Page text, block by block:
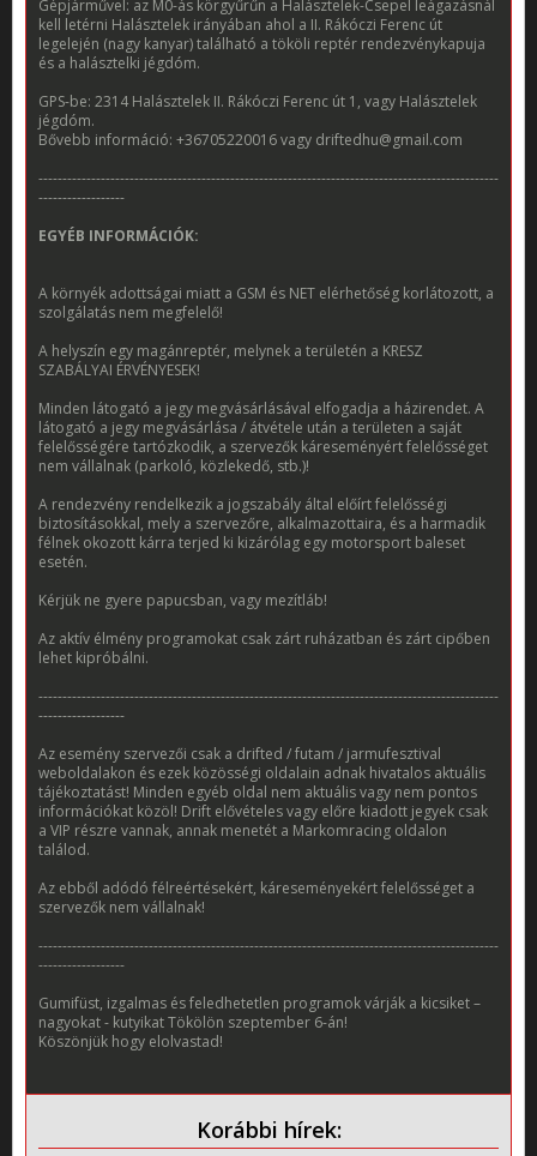
Gépjárművel: az M0-ás körgyűrűn a Halásztelek-Csepel leágazásnál
kell letérni Halásztelek irányában ahol a II. Rákóczi Ferenc út
legelején (nagy kanyar) található a tököli reptér rendezvénykapuja
és a halásztelki jégdóm.
GPS-be: 2314 Halásztelek II. Rákóczi Ferenc út 1, vagy Halásztelek
jégdóm.
Bővebb információ: +36705220016 vagy driftedhu@gmail.com
------------------------------------------------------------------------------------------------
------------------
EGYÉB INFORMÁCIÓK:
A környék adottságai miatt a GSM és NET elérhetőség korlátozott, a
szolgálatás nem megfelelő!
A helyszín egy magánreptér, melynek a területén a KRESZ
SZABÁLYAI ÉRVÉNYESEK!
Minden látogató a jegy megvásárlásával elfogadja a házirendet. A
látogató a jegy megvásárlása / átvétele után a területen a saját
felelősségére tartózkodik, a szervezők káreseményért felelősséget
nem vállalnak (parkoló, közlekedő, stb.)!
A rendezvény rendelkezik a jogszabály által előírt felelősségi
biztosításokkal, mely a szervezőre, alkalmazottaira, és a harmadik
félnek okozott kárra terjed ki kizárólag egy motorsport baleset
esetén.
Kérjük ne gyere papucsban, vagy mezítláb!
Az aktív élmény programokat csak zárt ruházatban és zárt cipőben
lehet kipróbálni.
------------------------------------------------------------------------------------------------
------------------
Az esemény szervezői csak a drifted / futam / jarmufesztival
weboldalakon és ezek közösségi oldalain adnak hivatalos aktuális
tájékoztatást! Minden egyéb oldal nem aktuális vagy nem pontos
információkat közöl! Drift elővételes vagy előre kiadott jegyek csak
a VIP részre vannak, annak menetét a Markomracing oldalon
találod.
Az ebből adódó félreértésekért, káreseményekért felelősséget a
szervezők nem vállalnak!
------------------------------------------------------------------------------------------------
------------------
Gumifüst, izgalmas és feledhetetlen programok várják a kicsiket –
nagyokat - kutyikat Tökölön szeptember 6-án!
Köszönjük hogy elolvastad!
Korábbi hírek: